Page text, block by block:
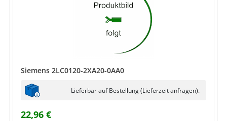
Siemens 2LC0120-2XA20-0AA0
Lieferbar auf Bestellung (Lieferzeit anfragen).
22,96 €